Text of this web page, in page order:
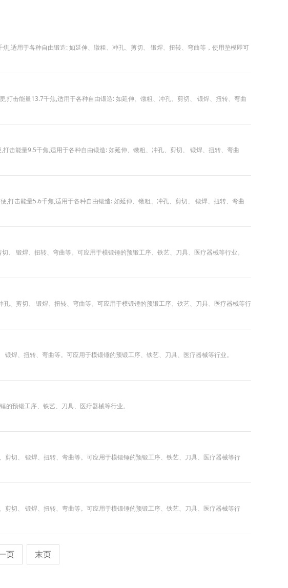
,适用于各种自由锻造: 如延伸、镦粗、冲孔、剪切、 锻焊、扭转、弯曲等，使用垫模即可
击能量13.7千焦,适用于各种自由锻造: 如延伸、镦粗、冲孔、剪切、 锻焊、扭转、弯曲
击能量9.5千焦,适用于各种自由锻造: 如延伸、镦粗、冲孔、剪切、 锻焊、扭转、弯曲
打击能量5.6千焦,适用于各种自由锻造: 如延伸、镦粗、冲孔、剪切、 锻焊、扭转、弯曲
锻焊、扭转、弯曲等。可应用于模锻锤的预锻工序、铁艺、刀具、医疗器械等行业。
、剪切、 锻焊、扭转、弯曲等。可应用于模锻锤的预锻工序、铁艺、刀具、医疗器械等行
焊、扭转、弯曲等。可应用于模锻锤的预锻工序、铁艺、刀具、医疗器械等行业。
预锻工序、铁艺、刀具、医疗器械等行业。
切、 锻焊、扭转、弯曲等。可应用于模锻锤的预锻工序、铁艺、刀具、医疗器械等行
切、 锻焊、扭转、弯曲等。可应用于模锻锤的预锻工序、铁艺、刀具、医疗器械等行
页 末页